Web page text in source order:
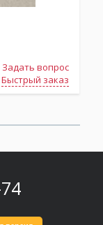
Задать вопрос
Быстрый заказ